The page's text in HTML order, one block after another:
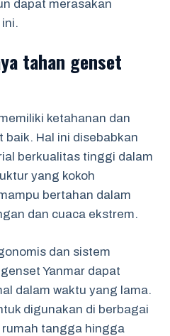
dapat merasakan
tahan genset
ketahanan dan
Hal ini disebabkan
berkualitas tinggi dalam
yang kokoh
bertahan dalam
dan cuaca ekstrem.
dan sistem
Yanmar dapat
dalam waktu yang lama.
digunakan di berbagai
tangga hingga